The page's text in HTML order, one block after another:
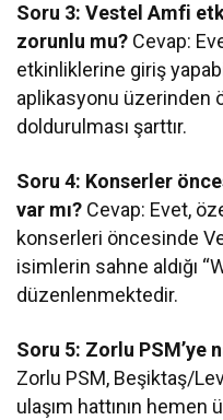
Soru 3: Vestel Amfi
zorunlu mu? Cevap:
etkinliklerine giriş
aplikasyonu üzerinden
doldurulması şarttır.
Soru 4: Konserler
var mı? Cevap: Evet,
konserleri öncesinde
isimlerin sahne aldığı
düzenlenmektedir.
Soru 5: Zorlu PSM’ye
Zorlu PSM, Beşiktaş/
ulaşım hattının